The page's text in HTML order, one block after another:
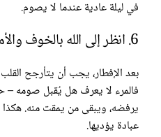
في ليلة عادية عندما لا يصوم.
6. انظر إلى الله بالخوف والأمل
بعد الإفطار، يجب أن يتأرجح
فالمرء لا يعرف هل يُقبل صومه –
يرفضه، ويبقى من يمقت منه.
عبادة يؤديها.